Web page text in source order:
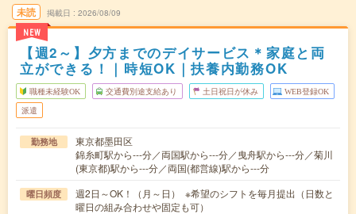
未読
NEW
掲載日 2026/08/09
【週2～】夕方までのデイサービス＊家庭と両
立ができる！｜時短OK｜扶養内勤務OK
職種未経験OK 交通費別途支給あり 土日祝日が休み WEB登録OK
派遣
勤務地
東京都墨田区
錦糸町駅から---分／両国駅から---分／曳舟駅から---分／菊川
(東京都)駅から---分／両国(都営線)駅から---分
曜日頻度
週2日～OK！（月～日） ※希望のシフトを毎月提出（日数と
曜日の組み合わせや固定も可）